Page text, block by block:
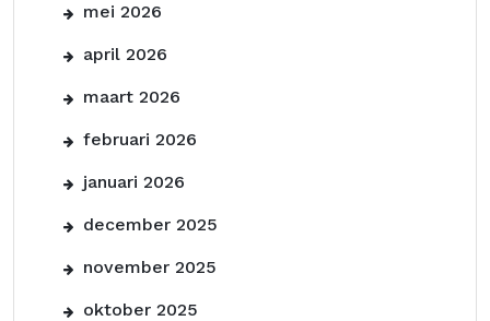
mei 2026
april 2026
maart 2026
februari 2026
januari 2026
december 2025
november 2025
oktober 2025